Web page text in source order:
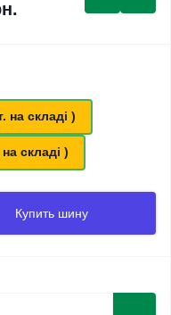
на складі )
складі )
Купить шину